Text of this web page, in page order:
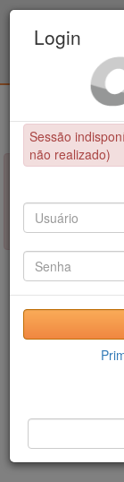
Civil / UPE
NÃO FOI
Sessão
realizado)
Login
Sessão
não realizado)